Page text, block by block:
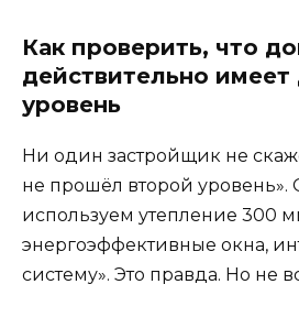
Как проверить, что
действительно
уровень
Ни один застройщик не
не прошёл второй уровень».
используем утепление 300
энергоэффективные окна,
систему». Это правда. Но не